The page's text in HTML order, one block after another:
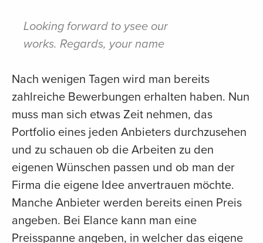
Looking forward to ysee our
works. Regards, your name
Nach wenigen Tagen wird man bereits
zahlreiche Bewerbungen erhalten haben. Nun
muss man sich etwas Zeit nehmen, das
Portfolio eines jeden Anbieters durchzusehen
und zu schauen ob die Arbeiten zu den
eigenen Wünschen passen und ob man der
Firma die eigene Idee anvertrauen möchte.
Manche Anbieter werden bereits einen Preis
angeben. Bei Elance kann man eine
Preisspanne angeben, in welcher das eigene